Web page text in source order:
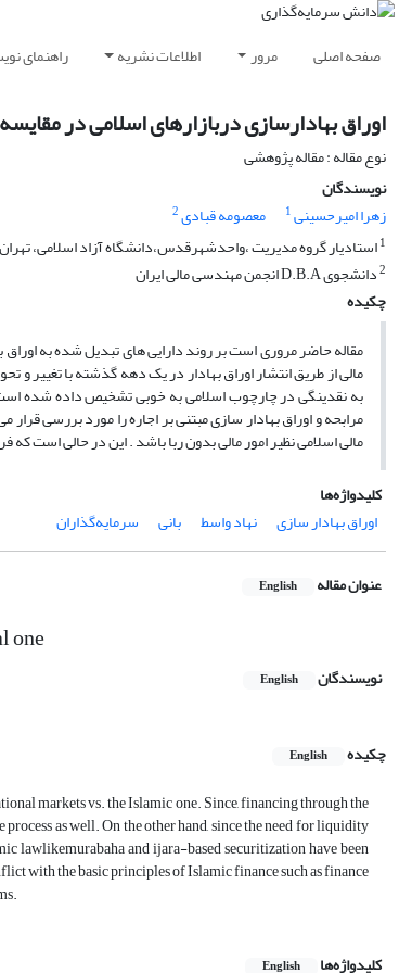
صفحه اصلی مرور اطلاعات نشریه راهنمای
اوراق بهادارسازی دربازارهای اسلامی در
نوع مقاله : مقاله پژوهشی
نویسندگان
زهرا امیرحسینی1 معصومه قبادی2
1استادیار گروه مدیریت ،واحدشهرقدس،دانشگاه آزاد اسلامی، تهران
2دانشجوی D.B.A انجمن مهندسی مالی ایران
چکیده
مقاله حاضر مروری است بر روند دارایی های تبدیل شده به اوراق
مالی از طریق انتشار اوراق بهادار در یک دهه گذشته با تغییر
به نقدینگی در چارچوب اسلامی به خوبی تشخیص داده شده است
مرابحه و اوراق بهادار سازی مبتنی بر اجاره را مورد بررسی
مالی اسلامی نظیر امور مالی بدون ربا باشد . این در حالی است
کلیدواژه‌ها
اوراق بهادار سازی
نهاد واسط بانی سرمایه‌گذاران
عنوان مقاله English
one
نویسندگان English
چکیده English
markets vs. the Islamic one. Since, financing through the
process as well. On the other hand, since the need for liquidity
lawlikemurabaha and ijara-based securitization have been
with the basic principles of Islamic finance such as finance
کلیدواژه‌ها English